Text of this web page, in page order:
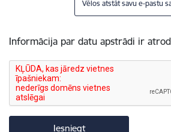
Vēlos atstāt savu e-pastu
Informācija par datu apstrādi ir